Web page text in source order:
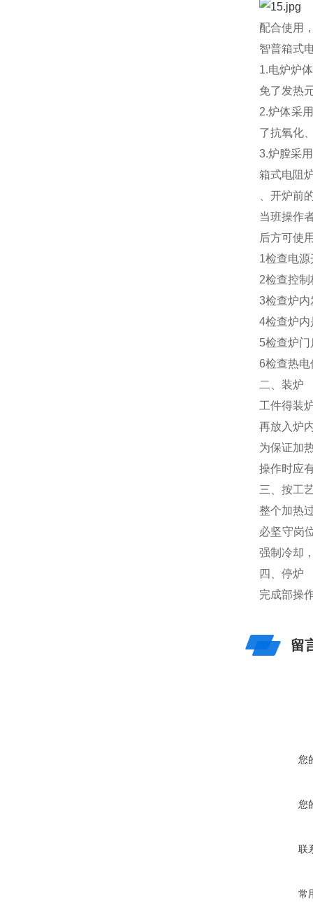
配合使用
智普箱式
1.电炉炉
免了发热
2.炉体采
了抗氧化
3.炉膛采
箱式电阻
、开炉前
当班操作
后方可使
1检查电
2检查控
3检查炉
4检查炉
5检查炉
6检查热
二、装炉
工件得装
再放入炉
为保证加
操作时应
三、按工
整个加热
必坚守岗
强制冷却
四、停炉
完成部操
留
您
您
联
常